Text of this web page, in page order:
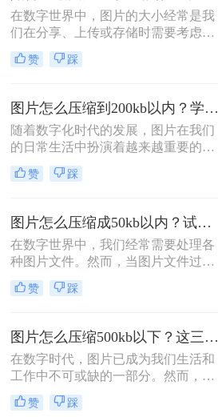
压缩方法，帮助你轻松解决图片体积
过大的问题。
在数字世界中，图片的大小经常是我
们在分享、上传或存储时需要考虑的
一个重要因素。过大的图片不仅占用
存储空间，还可能影响网页加载速度
缩图片大小变得尤为重要。本文将为
你介绍三种实用的图片压缩方法。
赞 踩
图片怎么压缩到200kb以内？学会这三招，想压缩到多小就多小!！
随着数字化时代的发展，图片在我们
的日常生活中扮演着越来越重要的角
色。然而，图片文件过大可能会给存
储和传输带来诸多不便。特别是在一
网站上传、邮件发送等，将图片压缩
至200KB以内显得尤为重要。那么图
片怎么压缩到200kb以内呢？本文将
为您介绍几种简单实用的方法，帮助
您轻松实现图片压缩。
赞 踩
图片怎么压缩成50kb以内？试试这三个图片压缩方法！
在数字世界中，我们经常需要处理各
种图片文件。然而，当图片文件过大
时，不仅会增加存储空间的负担，还
可能影响网络传输的速度。因此，学
以内，对于提高文件处理效率至关重
要。那么图片怎么压缩成50kb以内
呢？本文将为您介绍几种简单有效的
方法，帮助您轻松将图片压缩至
50KB以内。
赞 踩
图片怎么压缩500kb以下？这三个小方法一定能帮到你！
在数字时代，图片已成为我们生活和
工作中不可或缺的一部分。然而，随
着图片分辨率和质量的不断提高，图
片文件的大小也相应增大，这在一定
赞 踩